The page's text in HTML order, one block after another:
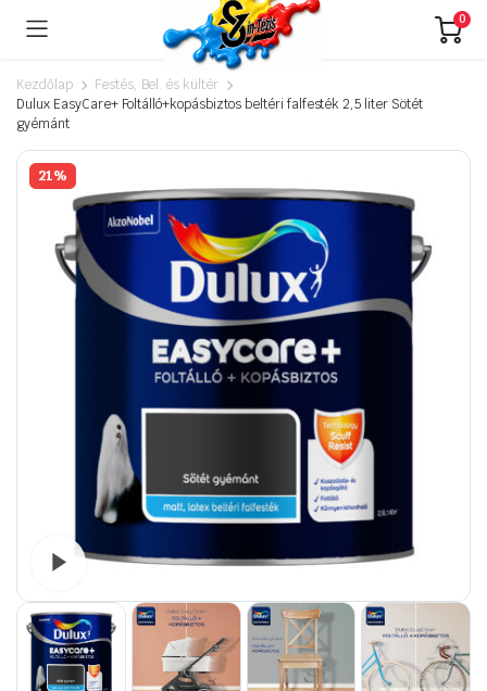
0
Kezdőlap
Festés, Bel. és kültér
Dulux EasyCare+ Foltálló+kopásbiztos beltéri falfesték 2,5 liter Sötét
gyémánt
21%
Watch video